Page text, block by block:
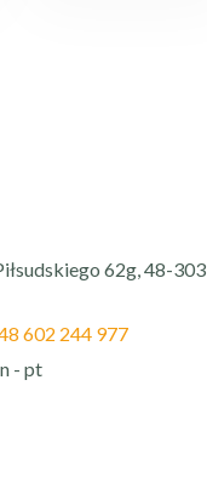
62g, 48-303
602 244 977
- pt